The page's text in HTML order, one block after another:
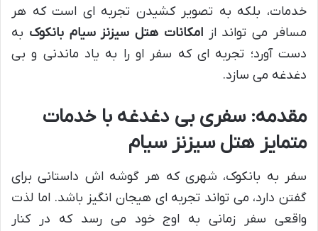
خدمات، بلکه به تصویر کشیدن تجربه ای است که هر
مسافر می تواند ازامکانات هتل سیزنز سیام بانکوک به
دست آورد؛ تجربه ای که سفر او را به یاد ماندنی و بی
دغدغه می سازد.
مقدمه: سفری بی دغدغه با خدمات
متمایز هتل سیزنز سیام
سفر به بانکوک، شهری که هر گوشه اش داستانی برای
گفتن دارد، می تواند تجربه ای هیجان انگیز باشد. اما لذت
واقعی سفر زمانی به اوج خود می رسد که در کنار